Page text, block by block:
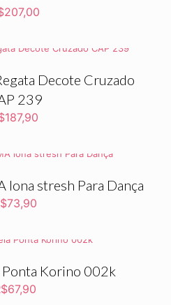
5.00
207,00
Decote Cruzado
239
187,90
lona stresh Para Dança
73,90
Ponta Korino 002k
67,90